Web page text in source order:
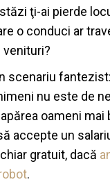
ţi-ai pierde
o conduci ar
scenariu
nu este de
oameni mai
accepte un
gratuit, dacă
.